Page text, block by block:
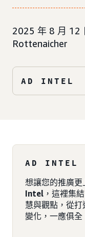
2025 年 8 月 12
Rottenaicher
AD INTEL
AD INTEL
想讓您的推廣更
Intel ，這裡集
慧與觀點，從
變化，一應俱全